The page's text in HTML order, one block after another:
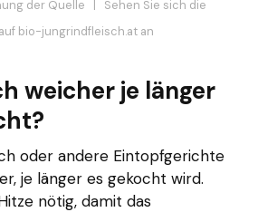
der Quelle | Sehen Sie sich die
bio-jungrindfleisch.at an
weicher je länger
oder andere Eintopfgerichte
je länger es gekocht wird.
nötig, damit das